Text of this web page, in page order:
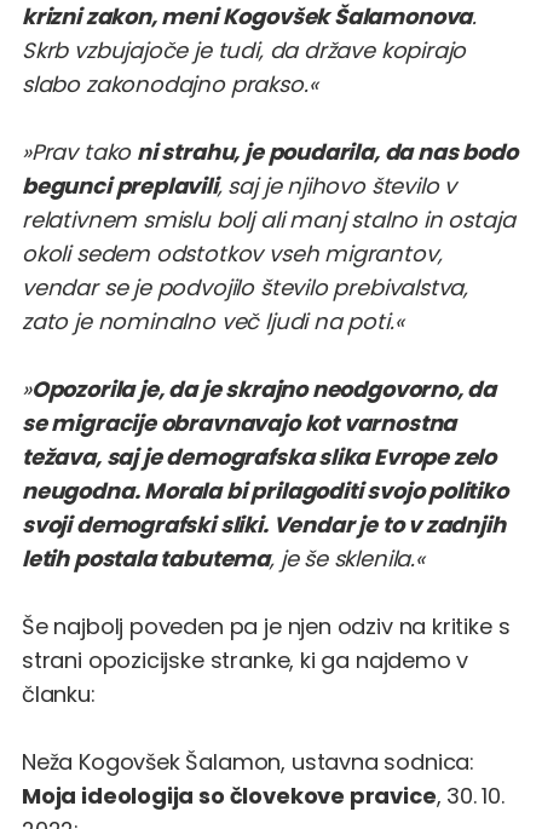
krizni zakon, meni Kogovšek Šalamonova.
Skrb vzbujajoče je tudi, da države kopirajo
slabo zakonodajno prakso.«
»Prav tako ni strahu, je poudarila, da nas bodo
begunci preplavili, saj je njihovo število v
relativnem smislu bolj ali manj stalno in ostaja
okoli sedem odstotkov vseh migrantov,
vendar se je podvojilo število prebivalstva,
zato je nominalno več ljudi na poti.«
»Opozorila je, da je skrajno neodgovorno, da
se migracije obravnavajo kot varnostna
težava, saj je demografska slika Evrope zelo
neugodna. Morala bi prilagoditi svojo politiko
svoji demografski sliki. Vendar je to v zadnjih
letih postala tabutema, je še sklenila.«
Še najbolj poveden pa je njen odziv na kritike s
strani opozicijske stranke, ki ga najdemo v
članku:
Neža Kogovšek Šalamon, ustavna sodnica:
Moja ideologija so človekove pravice, 30. 10.